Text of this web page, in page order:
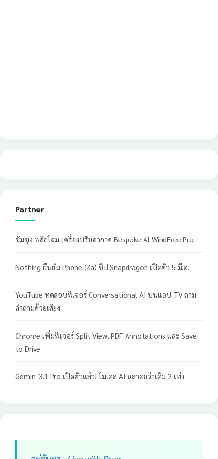
Partner
ซัมซุง พลิกโฉม เครื่องปรับอากาศ Bespoke AI WindFree Pro
Nothing ยืนยัน Phone (4a) ชิป Snapdragon เปิดตัว 5 มี.ค.
YouTube ทดสอบฟีเจอร์ Conversational AI บนแอป TV ถาม
คำถามด้วยเสียง
Chrome เพิ่มฟีเจอร์ Split View, PDF Annotations และ Save
to Drive
Gemini 3.1 Pro เปิดตัวแล้ว! โมเดล AI ฉลาดกว่าเดิม 2 เท่า